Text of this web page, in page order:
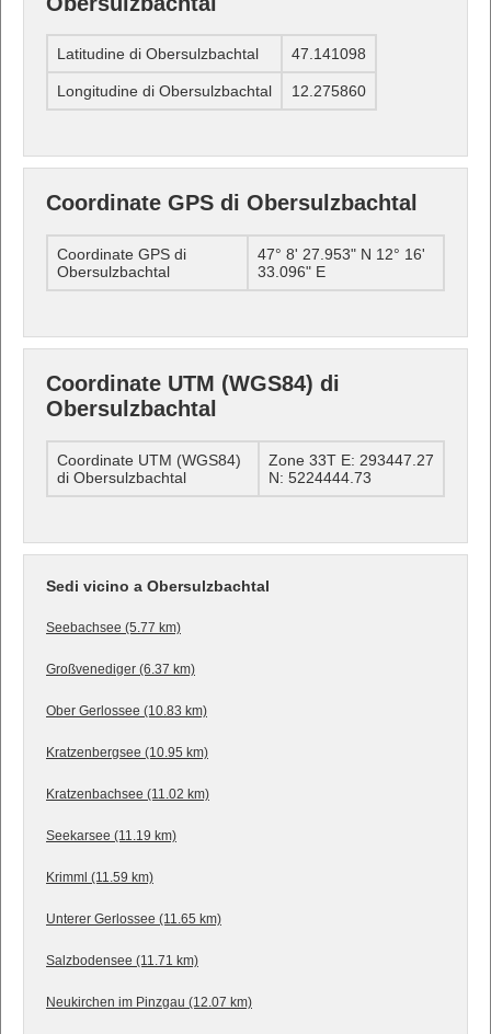
Latitudine di Obersulzbachtal 47.141098
Longitudine di Obersulzbachtal 12.275860
Coordinate GPS di Obersulzbachtal
Coordinate GPS di
Obersulzbachtal
47° 8' 27.953" N 12° 16'
33.096" E
Coordinate UTM (WGS84) di
Obersulzbachtal
Coordinate UTM (WGS84)
di Obersulzbachtal
Zone 33T E: 293447.27
N: 5224444.73
Sedi vicino a Obersulzbachtal
Seebachsee (5.77 km)
Großvenediger (6.37 km)
Ober Gerlossee (10.83 km)
Kratzenbergsee (10.95 km)
Kratzenbachsee (11.02 km)
Seekarsee (11.19 km)
Krimml (11.59 km)
Unterer Gerlossee (11.65 km)
Salzbodensee (11.71 km)
Neukirchen im Pinzgau (12.07 km)